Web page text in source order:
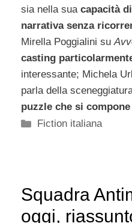
sia nella sua capacità
narrativa senza
Mirella Poggialini su
casting
interessante; Michela
parla della
puzzle che si
Categorie
Fiction italiana
Squadra
oggi,